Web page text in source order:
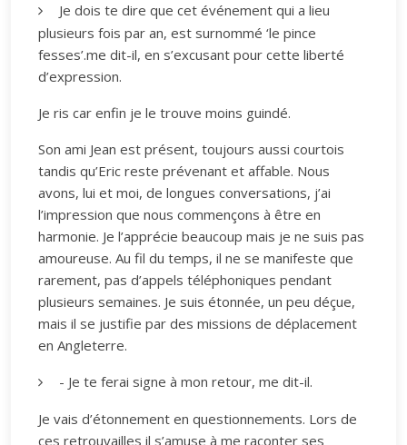
Je dois te dire que cet événement qui a lieu
plusieurs fois par an, est surnommé ‘le pince
fesses’.me dit-il, en s’excusant pour cette liberté
d’expression.
Je ris car enfin je le trouve moins guindé.
Son ami Jean est présent, toujours aussi courtois
tandis qu’Eric reste prévenant et affable. Nous
avons, lui et moi, de longues conversations, j’ai
l’impression que nous commençons à être en
harmonie. Je l’apprécie beaucoup mais je ne suis pas
amoureuse. Au fil du temps, il ne se manifeste que
rarement, pas d’appels téléphoniques pendant
plusieurs semaines. Je suis étonnée, un peu déçue,
mais il se justifie par des missions de déplacement
en Angleterre.
- Je te ferai signe à mon retour, me dit-il.
Je vais d’étonnement en questionnements. Lors de
ces retrouvailles il s’amuse à me raconter ses